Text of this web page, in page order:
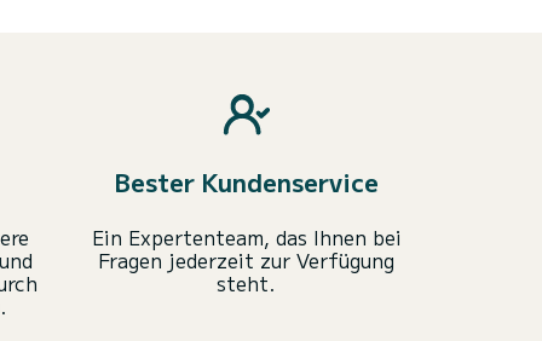
Bester Kundenservice
Ein Expertenteam, das Ihnen bei
Fragen jederzeit zur Verfügung
steht.